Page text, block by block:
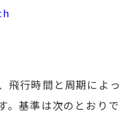
飛行時間と周期によっ
。基準は次のとおりで